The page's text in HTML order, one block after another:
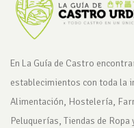
En La Guía de Castro
establecimientos con toda la
Alimentación, Hostelería,
Peluquerías, Tiendas de Ropa